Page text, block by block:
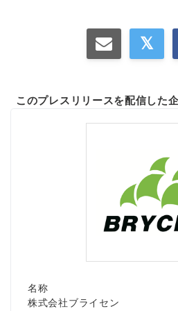
このプレスリリースを配信した
名称
株式会社ブライセン